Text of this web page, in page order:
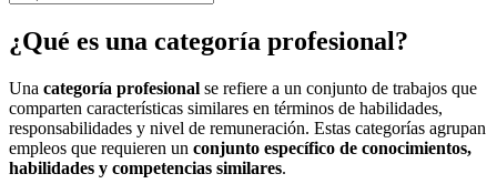
¿Qué es una categoría profesional?
Una categoría profesional se refiere a un conjunto de trabajos que
comparten características similares en términos de habilidades,
responsabilidades y nivel de remuneración. Estas categorías agrupan
empleos que requieren un conjunto específico de conocimientos,
habilidades y competencias similares.